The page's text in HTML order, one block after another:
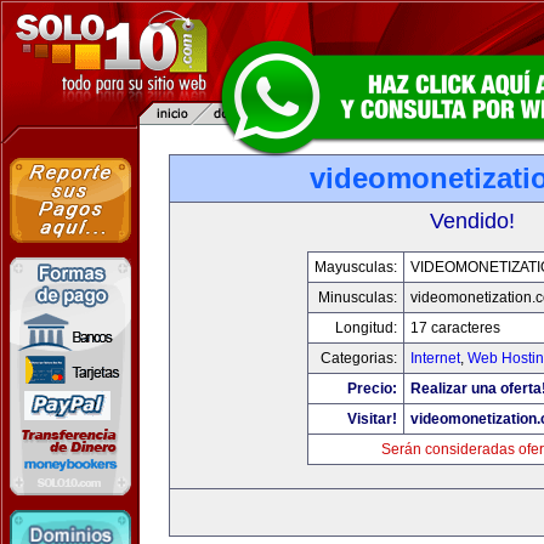
Vendido!
Mayusculas:
Minusculas:
Longitud:
17 caracteres
Categorias:
Internet, Web
Precio:
Realizar una
Visitar!
Serán consideradas